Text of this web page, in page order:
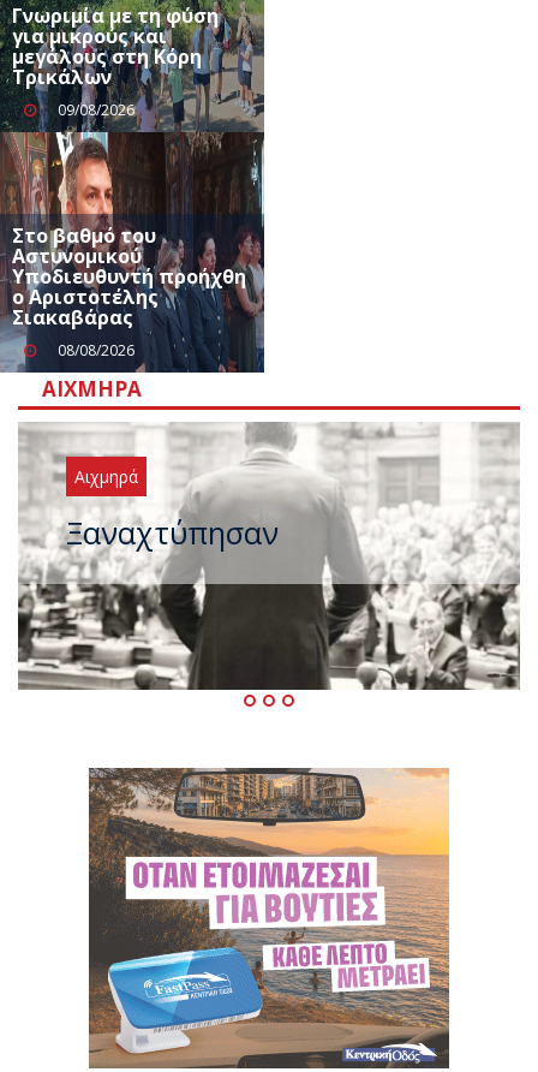
Γνωριμία με τη φύση
για μικρούς και
μεγάλους στη Κόρη
Τρικάλων
09/08/2026
Στο βαθμό του
Αστυνομικού
Υποδιευθυντή προήχθη
ο Αριστοτέλης
Σιακαβάρας
08/08/2026
ΑΙΧΜΗΡΆ
Αιχμηρά
Μεταγραφικός «πυρετός» στο
ΠΑΣΟΚ μετά το καλοκαίρι